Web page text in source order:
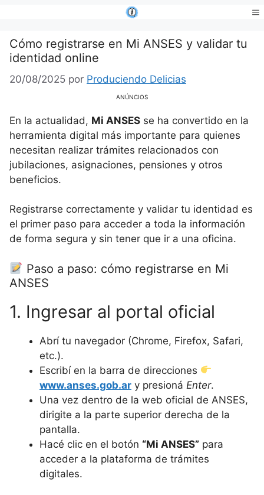
contenido
Cómo registrarse en Mi ANSES y validar tu
identidad online
20/08/2025 por Produciendo Delicias
ANÚNCIOS
En la actualidad, Mi ANSES se ha convertido en la
herramienta digital más importante para quienes
necesitan realizar trámites relacionados con
jubilaciones, asignaciones, pensiones y otros
beneficios.
Registrarse correctamente y validar tu identidad es
el primer paso para acceder a toda la información
de forma segura y sin tener que ir a una oficina.
Paso a paso: cómo registrarse en Mi
ANSES
1. Ingresar al portal oficial
Abrí tu navegador (Chrome, Firefox, Safari,
etc.).
Escribí en la barra de direcciones
www.anses.gob.ar y presioná Enter.
Una vez dentro de la web oficial de ANSES,
dirigite a la parte superior derecha de la
pantalla.
Hacé clic en el botón “Mi ANSES” para
acceder a la plataforma de trámites
digitales.